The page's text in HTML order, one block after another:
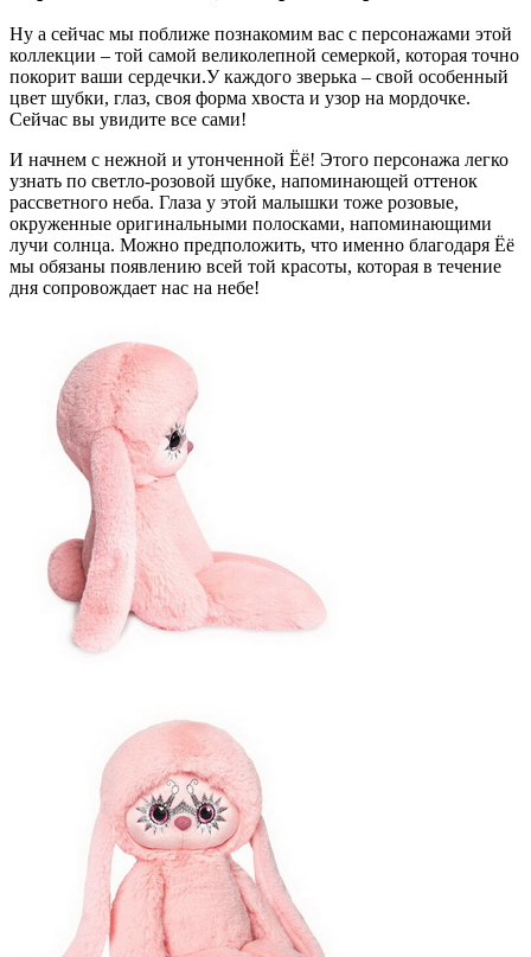
Ну а сейчас мы поближе познакомим вас с персонажами этой
коллекции – той самой великолепной семеркой, которая точно
покорит ваши сердечки.У каждого зверька – свой особенный
цвет шубки, глаз, своя форма хвоста и узор на мордочке.
Сейчас вы увидите все сами!
И начнем с нежной и утонченной Ёё! Этого персонажа легко
узнать по светло-розовой шубке, напоминающей оттенок
рассветного неба. Глаза у этой малышки тоже розовые,
окруженные оригинальными полосками, напоминающими
лучи солнца. Можно предположить, что именно благодаря Ёё
мы обязаны появлению всей той красоты, которая в течение
дня сопровождает нас на небе!